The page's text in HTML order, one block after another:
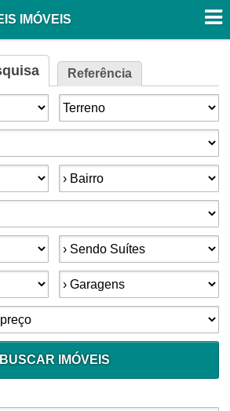
IMÓVEIS
Referência
Tipo de imóvel:
Bairro:
Suítes:
Garagens:
BUSCAR IMÓVEIS